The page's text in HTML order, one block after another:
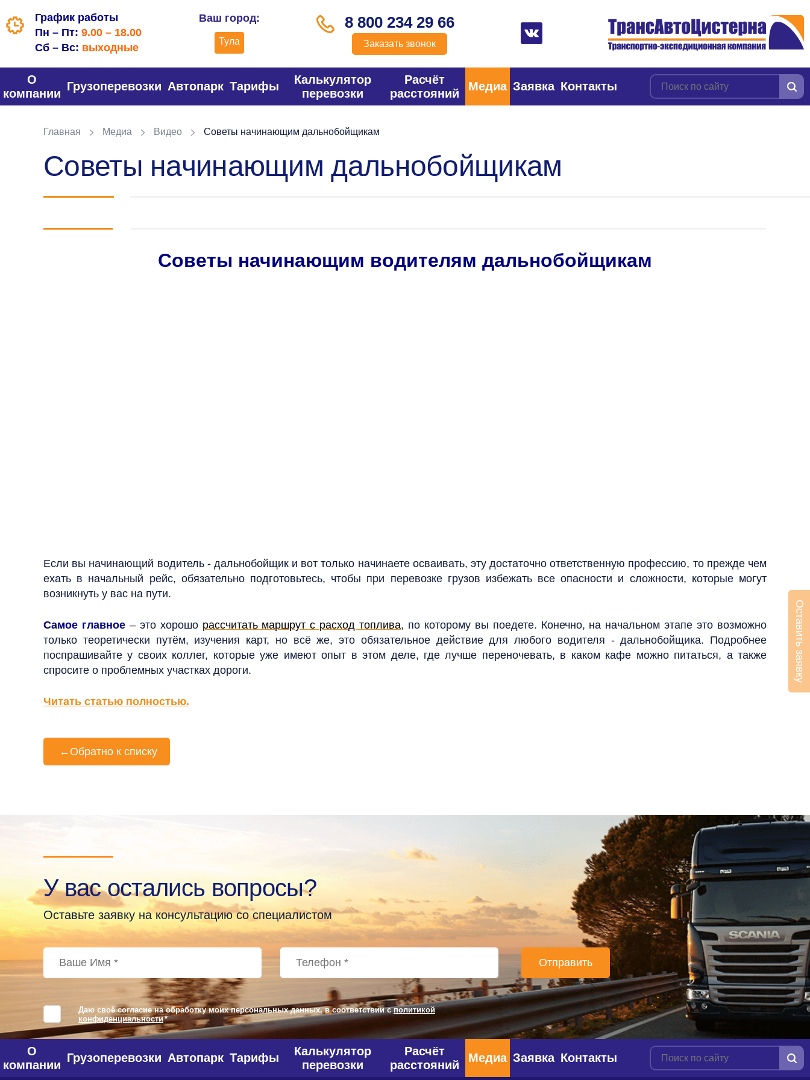
График работы
Пн – Пт: 9.00 – 18.00
Сб – Вс: выходные
Ваш город:
Тула
8 800 234 29 66
Заказать звонок
О
компании
Грузоперевозки Автопарк Тарифы
Калькулятор
перевозки
Расчёт
расстояний
Медиа Заявка Контакты
Главная Медиа Видео Советы начинающим дальнобойщикам
Советы начинающим дальнобойщикам
Советы начинающим водителям дальнобойщикам
Если вы начинающий водитель - дальнобойщик и вот только начинаете осваивать, эту достаточно ответственную профессию, то прежде чем
ехать в начальный рейс, обязательно подготовьтесь, чтобы при перевозке грузов избежать все опасности и сложности, которые могут
возникнуть у вас на пути.
Самое главное– это хорошо рассчитать маршрут с расход топлива, по которому вы поедете. Конечно, на начальном этапе это возможно
только теоретически путём, изучения карт, но всё же, это обязательное действие для любого водителя - дальнобойщика. Подробнее
поспрашивайте у своих коллег, которые уже имеют опыт в этом деле, где лучше переночевать, в каком кафе можно питаться, а также
спросите о проблемных участках дороги.
Читать статью полностью.
← Обратно к списку
У вас остались вопросы?
Оставьте заявку на консультацию со специалистом
Даю своё согласие на обработку моих персональных данных, в соответствии сполитикой
конфиденциальности*
О
компании
Грузоперевозки Автопарк Тарифы
Калькулятор
перевозки
Расчёт
расстояний
Медиа Заявка Контакты
Оставить заявку